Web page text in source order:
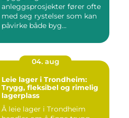
anleggsprosjekter fører ofte
med seg rystelser som kan
påvirke både byg...
04. aug
Leie lager i Trondheim:
Trygg, fleksibel og rimelig
lagerplass
Å leie lager i Trondheim